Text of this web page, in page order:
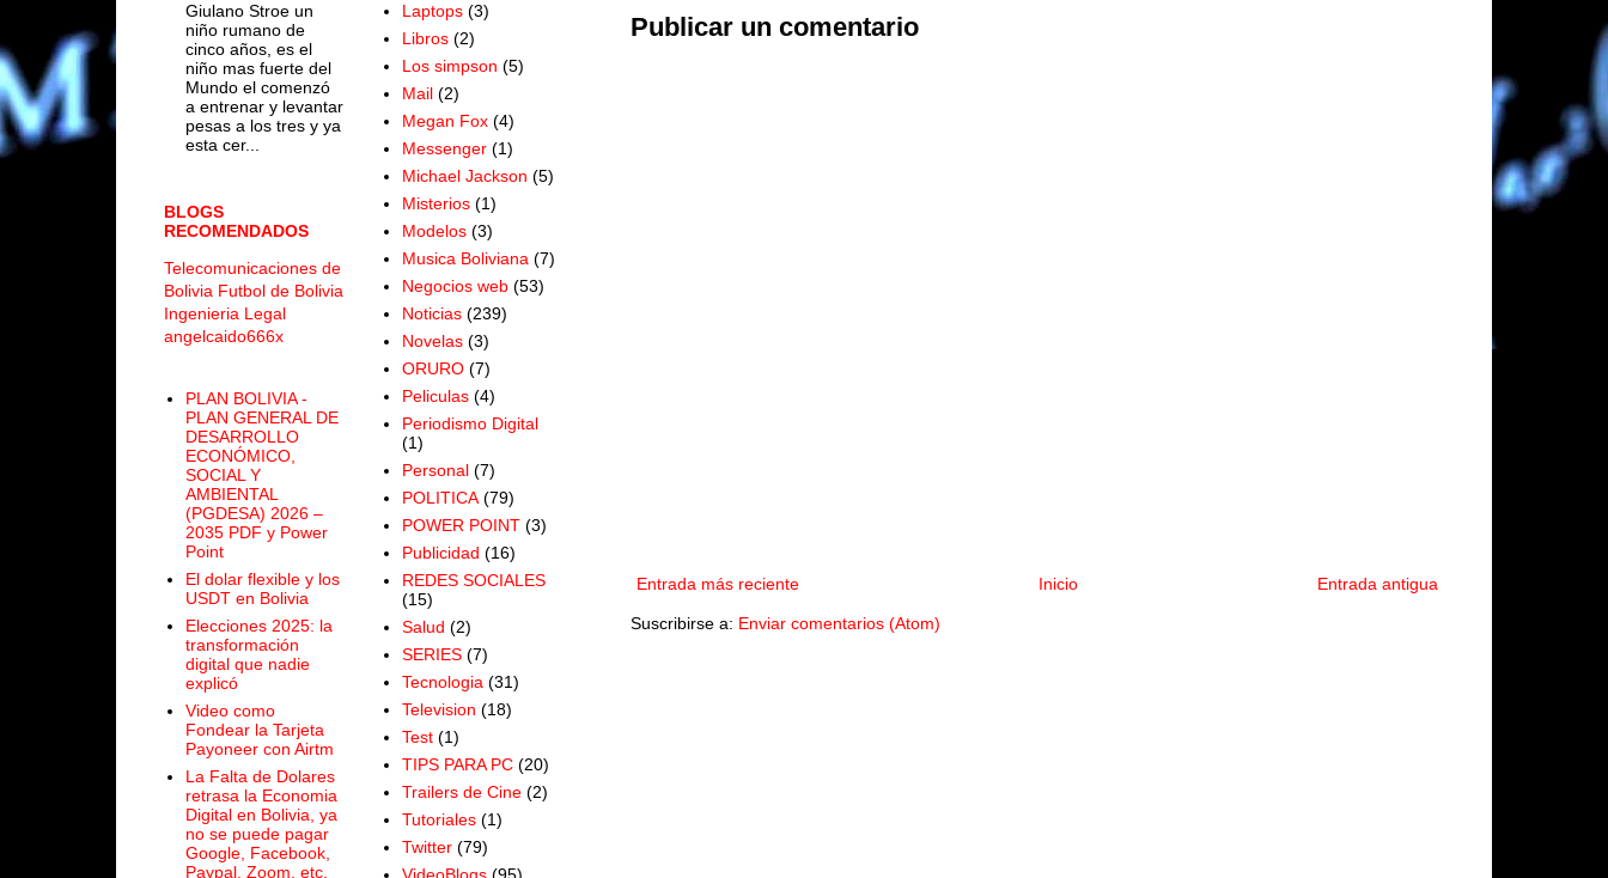
Publicar un comentario
Entrada más reciente Entrada antigua
Inicio
Suscribirse a: Enviar comentarios (Atom)
Giulano Stroe un
niño rumano de
cinco años, es el
niño mas fuerte del
Mundo el comenzó
a entrenar y levantar
pesas a los tres y ya
esta cer...
BLOGS
RECOMENDADOS
Telecomunicaciones de
Bolivia Futbol de Bolivia
Ingenieria Legal
angelcaido666x
PLAN BOLIVIA -
PLAN GENERAL DE
DESARROLLO
ECONÓMICO,
SOCIAL Y
AMBIENTAL
(PGDESA) 2026 –
2035 PDF y Power
Point
El dolar flexible y los
USDT en Bolivia
Elecciones 2025: la
transformación
digital que nadie
explicó
Video como
Fondear la Tarjeta
Payoneer con Airtm
La Falta de Dolares
retrasa la Economia
Digital en Bolivia, ya
no se puede pagar
Google, Facebook,
Paypal, Zoom, etc.
Laptops (3)
Libros (2)
Los simpson (5)
Mail (2)
Megan Fox (4)
Messenger (1)
Michael Jackson (5)
Misterios (1)
Modelos (3)
Musica Boliviana (7)
Negocios web (53)
Noticias (239)
Novelas (3)
ORURO (7)
Peliculas (4)
Periodismo Digital
(1)
Personal (7)
POLITICA (79)
POWER POINT (3)
Publicidad (16)
REDES SOCIALES
(15)
Salud (2)
SERIES (7)
Tecnologia (31)
Television (18)
Test (1)
TIPS PARA PC (20)
Trailers de Cine (2)
Tutoriales (1)
Twitter (79)